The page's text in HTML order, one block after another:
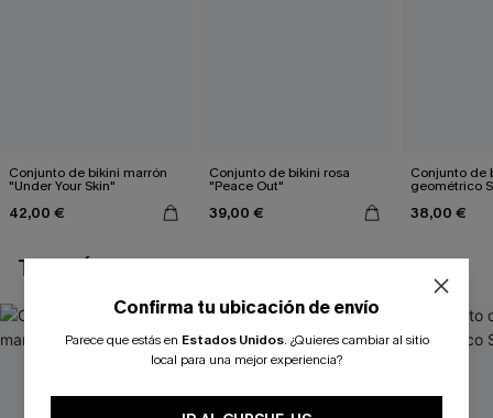
Conjunto de bikini marrón
"Under Your Skin"
42,00 €
Conjunto de bikini rosa
"Peace Out"
39,00 €
Conjunto de
geométrico
38,00 €
TAMBIÉN TE PUEDE GUSTAR
Confirma tu ubicación de envío
Parece que estás en Estados Unidos. ¿Quieres cambiar al sitio
local para una mejor experiencia?